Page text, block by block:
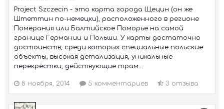
Project Szczecin - это карта города Щецин (он же
Штеттин по-немецки), расположенного в регионе
Померания или Балтийское Поморье на самой
границе Германии и Польши. У карты достаточно
достоинств, среди которых специальные польские
объекты, высокая детализация, уникальные
перекрёстки, действующие трам...
8 ноября, 2014 5 комментариев 3 отзыва